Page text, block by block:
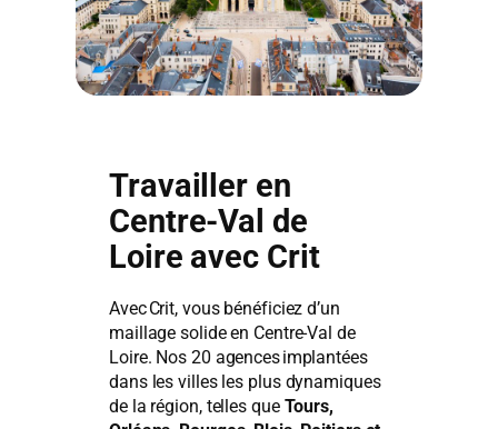
Travailler en
Centre-Val de
Loire avec Crit
Avec Crit, vous bénéficiez d’un
maillage solide en Centre-Val de
Loire. Nos 20 agences implantées
dans les villes les plus dynamiques
de la région, telles que Tours,